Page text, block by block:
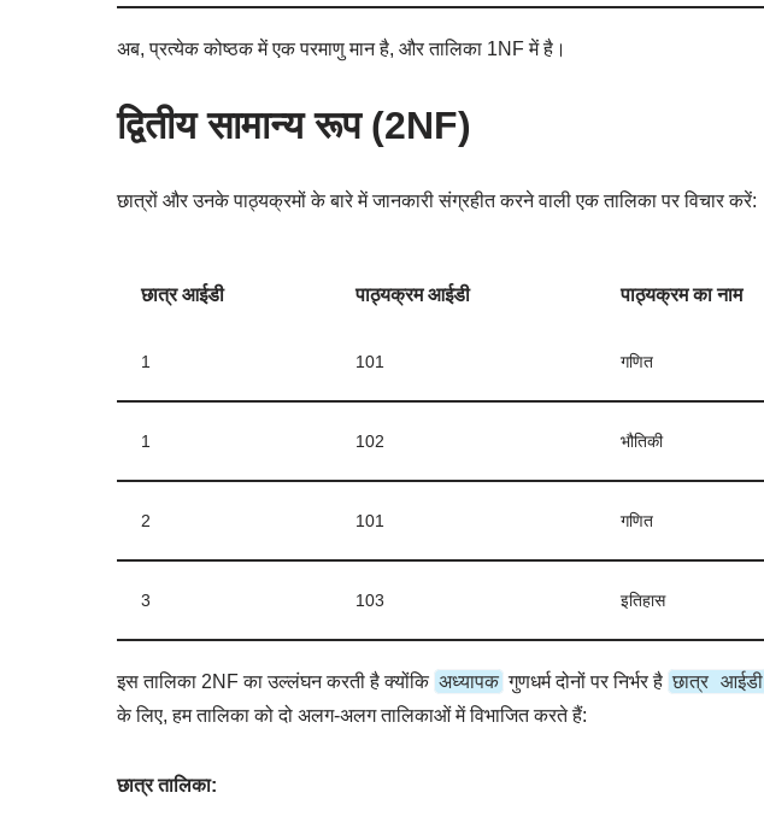
अब, प्रत्येक कोष्ठक में एक परमाणु मान है, और तालिका 1NF में है।
द्वितीय सामान्य रूप (2NF)
छात्रों और उनके पाठ्यक्रमों के बारे में जानकारी संग्रहीत करने वाली एक तालिका पर विचार करें:
छात्र आईडी पाठ्यक्रम आईडी पाठ्यक्रम का नाम
1 101 गणित
1 102 भौतिकी
2 101 गणित
3 103 इतिहास
इस तालिका 2NF का उल्लंघन करती है क्योंकि अध्यापक गुणधर्म दोनों पर निर्भर है छात्र आईडी
के लिए, हम तालिका को दो अलग-अलग तालिकाओं में विभाजित करते हैं:
छात्र तालिका: